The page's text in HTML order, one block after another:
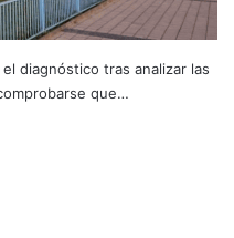
diagnóstico tras analizar las
que…